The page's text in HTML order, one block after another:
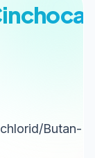
Butan-